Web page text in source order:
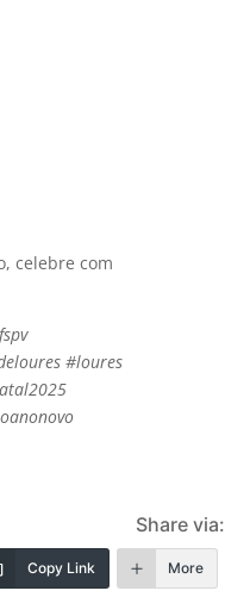
celebre com
#loures
Share via:
Copy Link More